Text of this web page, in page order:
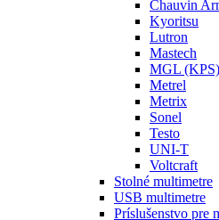
Chauvin
Kyoritsu
Lutron
Mastech
MGL
Metrel
Metrix
Sonel
Testo
UNI-T
Voltcraft
Stolné multimetre
USB multimetre
Príslušenstvo pre